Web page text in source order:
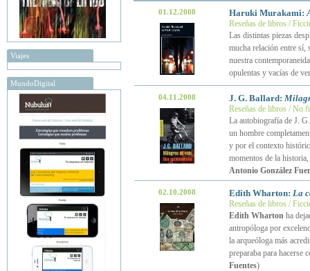
Viajes
MundoDigital
01.12.2008 Haruki Murakami:
Reseñas de libros /
Las distintas piezas
mucha relación entre sí,
nuestra
opulentas y vacías de
04.11.2008 J. G. Ballard:
Reseñas de libros / No
La autobiografía de J.
un hombre
y por el contexto
momentos de la
Antonio González
02.10.2008 Edith Wharton: La
Reseñas de libros /
Edith Whartonha
antropóloga por
la arqueóloga más
preparaba para hacerse
Fuentes)